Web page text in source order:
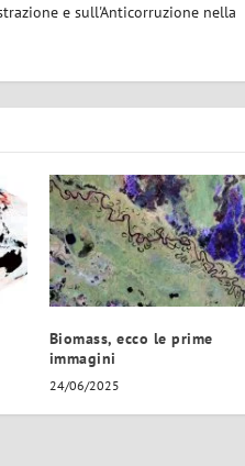
e sull'Anticorruzione nella
Biomass, ecco le prime
immagini
24/06/2025